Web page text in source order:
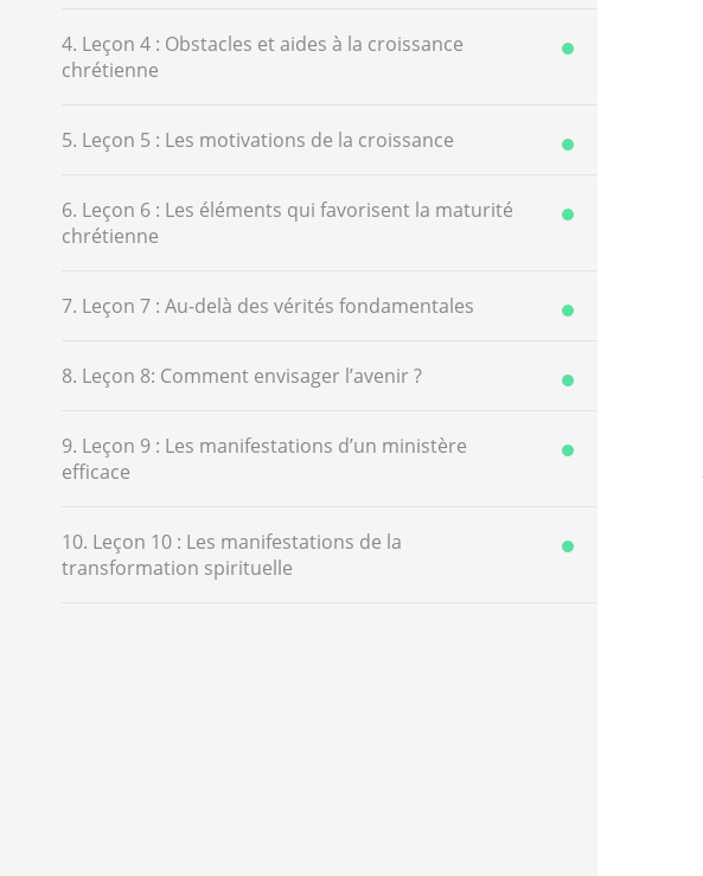
4. Leçon 4 : Obstacles et aides à la croissance
chrétienne
5. Leçon 5 : Les motivations de la croissance
6. Leçon 6 : Les éléments qui favorisent la maturité
chrétienne
7. Leçon 7 : Au-delà des vérités fondamentales
8. Leçon 8: Comment envisager l’avenir ?
9. Leçon 9 : Les manifestations d’un ministère
efficace
10. Leçon 10 : Les manifestations de la
transformation spirituelle